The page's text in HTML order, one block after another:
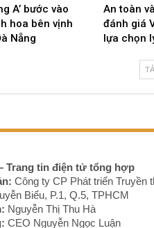
A’ bước vào
hoa bên vịnh
Nẵng
An toàn
đánh giá
lựa chọn
Trang tin điện tử tổng hợp
Công ty CP Phát triển Truyền
Biểu, P.1, Q.5, TPHCM
Nguyễn Thị Thu Hà
CEO Nguyễn Ngọc Luận